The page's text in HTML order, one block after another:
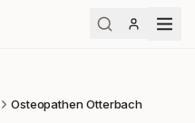
Osteopathen Otterbach